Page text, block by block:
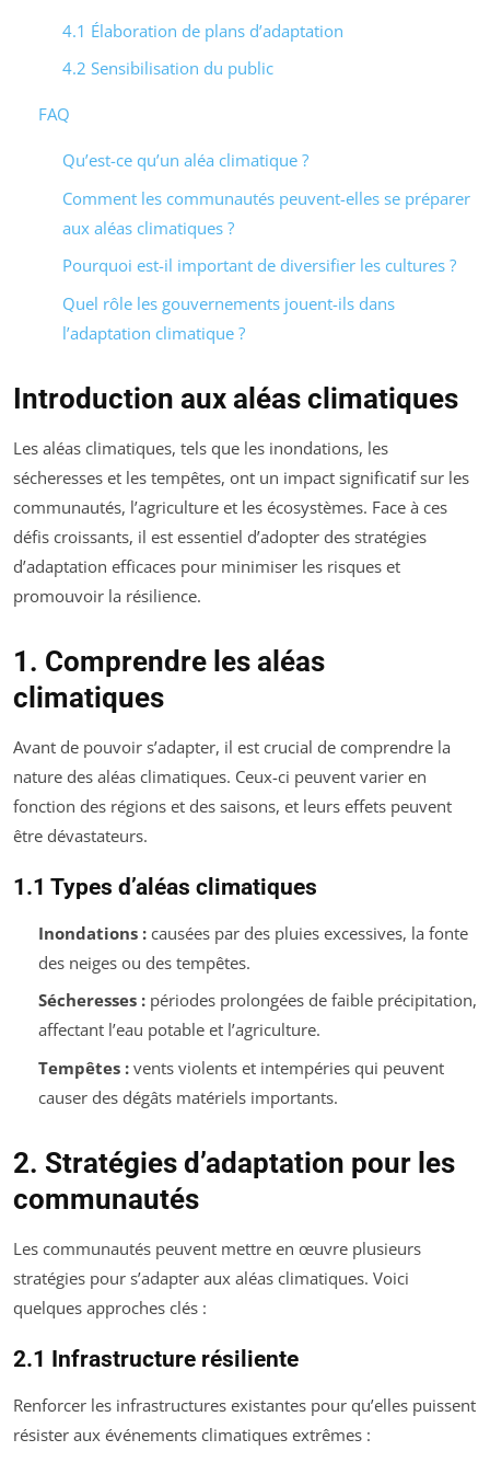
4.1 Élaboration de plans d’adaptation
4.2 Sensibilisation du public
FAQ
Qu’est-ce qu’un aléa climatique ?
Comment les communautés peuvent-elles se préparer
aux aléas climatiques ?
Pourquoi est-il important de diversifier les cultures ?
Quel rôle les gouvernements jouent-ils dans
l’adaptation climatique ?
Introduction aux aléas climatiques
Les aléas climatiques, tels que les inondations, les
sécheresses et les tempêtes, ont un impact significatif sur les
communautés, l’agriculture et les écosystèmes. Face à ces
défis croissants, il est essentiel d’adopter des stratégies
d’adaptation efficaces pour minimiser les risques et
promouvoir la résilience.
1. Comprendre les aléas
climatiques
Avant de pouvoir s’adapter, il est crucial de comprendre la
nature des aléas climatiques. Ceux-ci peuvent varier en
fonction des régions et des saisons, et leurs effets peuvent
être dévastateurs.
1.1 Types d’aléas climatiques
Inondations :causées par des pluies excessives, la fonte
des neiges ou des tempêtes.
Sécheresses :périodes prolongées de faible précipitation,
affectant l’eau potable et l’agriculture.
Tempêtes :vents violents et intempéries qui peuvent
causer des dégâts matériels importants.
2. Stratégies d’adaptation pour les
communautés
Les communautés peuvent mettre en œuvre plusieurs
stratégies pour s’adapter aux aléas climatiques. Voici
quelques approches clés :
2.1 Infrastructure résiliente
Renforcer les infrastructures existantes pour qu’elles puissent
résister aux événements climatiques extrêmes :